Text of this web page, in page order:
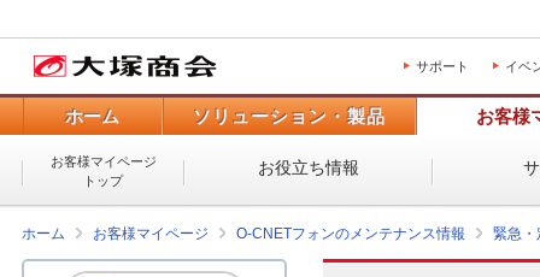
サポート イベ
ホーム ソリューション・製品 お客様
お客様マイページ
トップ
お役立ち情報
ホーム お客様マイページ O-CNETフォンのメンテナンス情報 緊急・